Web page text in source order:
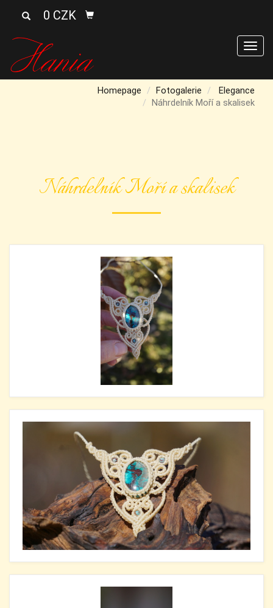
0 CZK
Homepage Fotogalerie
Elegance
Náhrdelník Moří a skalisek
Náhrdelník Moří a skalisek